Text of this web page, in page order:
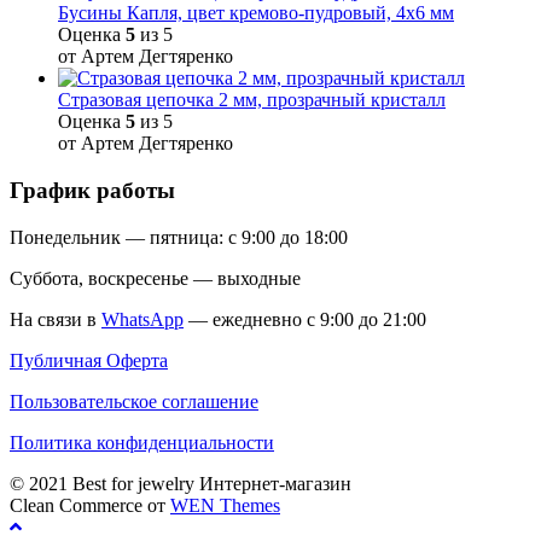
Бусины Капля, цвет кремово-пудровый, 4х6 мм
Оценка 5 из 5
от Артем Дегтяренко
Стразовая цепочка 2 мм, прозрачный кристалл
Оценка 5 из 5
от Артем Дегтяренко
График работы
Понедельник — пятница: с 9:00 до 18:00
Суббота, воскресенье — выходные
На связи в WhatsApp — ежедневно с 9:00 до 21:00
Публичная Оферта
Пользовательское соглашение
Политика конфиденциальности
© 2021 Best for jewelry Интернет-магазин
Clean Commerce от WEN Themes